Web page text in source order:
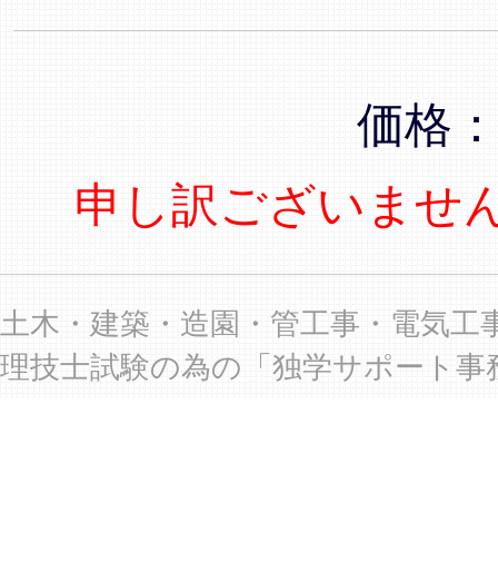
価格
申し訳ございませ
土木・建築・造園・管工事・電気
理技士試験の為の「独学サポート事